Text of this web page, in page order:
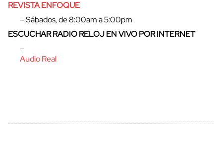
REVISTA ENFOQUE
– Sábados, de 8:00am a 5:00pm
ESCUCHAR RADIO RELOJ EN VIVO POR INTERNET
–
Audio Real